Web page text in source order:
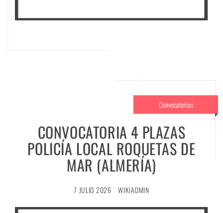
Convocatorias
CONVOCATORIA 4 PLAZAS
POLICÍA LOCAL ROQUETAS DE
MAR (ALMERÍA)
7 JULIO 2026 WIKIADMIN